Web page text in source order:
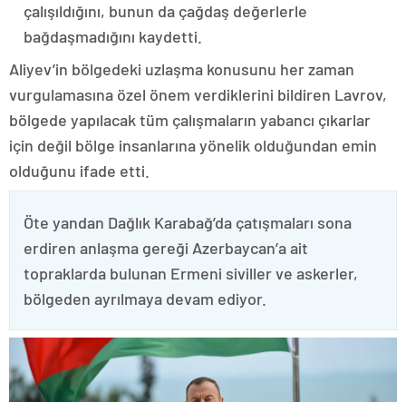
çalışıldığını, bunun da çağdaş değerlerle
bağdaşmadığını kaydetti.
Aliyev’in bölgedeki uzlaşma konusunu her zaman
vurgulamasına özel önem verdiklerini bildiren Lavrov,
bölgede yapılacak tüm çalışmaların yabancı çıkarlar
için değil bölge insanlarına yönelik olduğundan emin
olduğunu ifade etti.
Öte yandan Dağlık Karabağ’da çatışmaları sona
erdiren anlaşma gereği Azerbaycan’a ait
topraklarda bulunan Ermeni siviller ve askerler,
bölgeden ayrılmaya devam ediyor.